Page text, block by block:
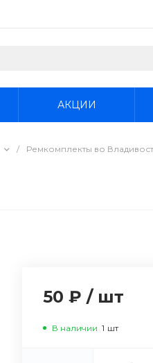
АКЦИИ
/ Ремкомплекты во
50 ₽ / шт
В наличии 1 шт